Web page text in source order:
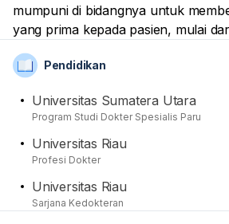
mumpuni di bidangnya untuk
yang prima kepada pasien, mulai
pemeriksaan hingga tindakan medis
Beliau sudah menyelesaikan
pendidikan medis dasar dan profesi
Riau. Kemudian, sebagai dokter
namanya sudah menjadi anggota
Indonesia (IDI) dan Perhimpunan
Indonesia (PDPI).
Pendidikan
Universitas Sumatera Utara
Program Studi Dokter Spesialis Paru
Universitas Riau
Profesi Dokter
Universitas Riau
Sarjana Kedokteran